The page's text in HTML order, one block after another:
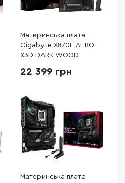
Материнська плата
Gigabyte X870E AERO
X3D DARK WOOD
22 399 грн
Материнська плата